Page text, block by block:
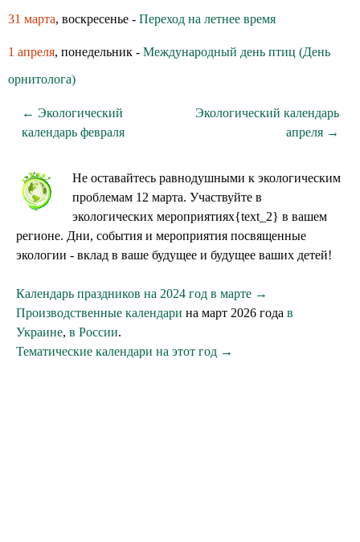
31 марта, воскресенье - Переход на летнее время
1 апреля, понедельник - Международный день птиц (День
орнитолога)
← Экологический
календарь февраля
Экологический календарь
апреля →
Не оставайтесь равнодушными к экологическим
проблемам 12 марта. Участвуйте в
экологических мероприятиях{text_2} в вашем
регионе. Дни, события и мероприятия посвященные
экологии - вклад в ваше будущее и будущее ваших детей!
Календарь праздников на 2024 год в марте →
Производственные календари на март 2026 года в
Украине, в России.
Тематические календари на этот год →